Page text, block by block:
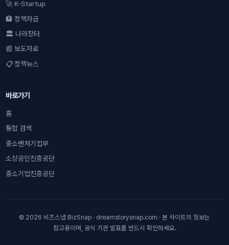
🚀 K-Startup
🏦 정책자금
🏛 나라장터
📰 보도자료
📋 정책뉴스
바로가기
홈
통합 검색
중소벤처기업부
소상공인진흥공단
중소기업진흥공단
© 2026 비즈스냅 BizSnap · dreamstorysnap.com · 본 사이트의 정보는
참고용이며, 공식 기관 발표를 반드시 확인하세요.